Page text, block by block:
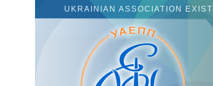
UKRAINIAN ASSOCIATION